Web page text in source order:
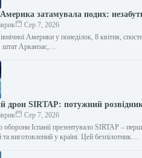
затамувала подих:
Сер 7, 2026
Америки у понеділок, 8 квітня,
штат Арканзас,…
дрон SIRTAP: потужний розвідник
Сер 7, 2026
оборони Іспанії презентувало SIRTAP –
та виготовлений у країні. Цей безпілотник…